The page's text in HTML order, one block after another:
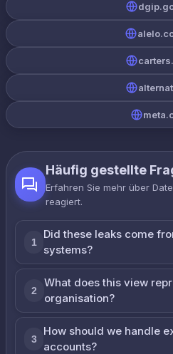
Häufig gestellte
Erfahren Sie mehr über
reagiert.
1
Did these leaks come
systems?
2
What does this view
organisation?
3
How should we handle
accounts?